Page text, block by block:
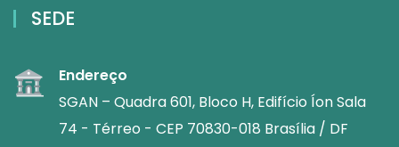
SEDE
Endereço
SGAN – Quadra 601, Bloco H, Edifício Íon Sala
74 - Térreo - CEP 70830-018 Brasília / DF